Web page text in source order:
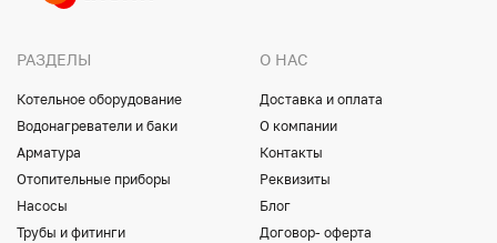
РАЗДЕЛЫ
Котельное оборудование
Водонагреватели и баки
Арматура
Отопительные приборы
Насосы
Трубы и фитинги
О НАС
Доставка и оплата
О компании
Контакты
Реквизиты
Блог
Договор- оферта